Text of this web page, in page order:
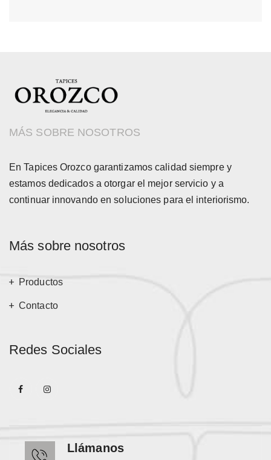
MÁS SOBRE NOSOTROS
En Tapices Orozco garantizamos calidad siempre y
estamos dedicados a otorgar el mejor servicio y a
continuar innovando en soluciones para el interiorismo.
Más sobre nosotros
Productos
Contacto
Redes Sociales
Llámanos